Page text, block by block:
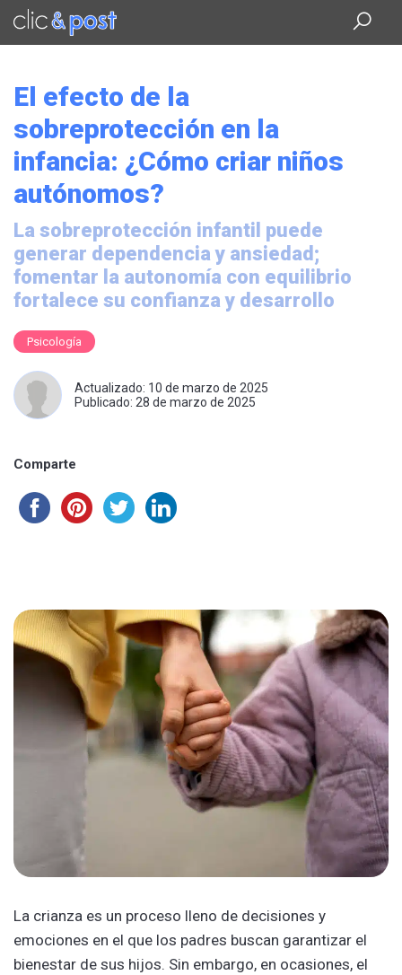
Saltar
contenido
El efecto de la
sobreprotección en la
infancia: ¿Cómo criar niños
autónomos?
La sobreprotección infantil puede
generar dependencia y ansiedad;
fomentar la autonomía con equilibrio
fortalece su confianza y desarrollo
Psicología
Actualizado: 10 de marzo de 2025
Publicado: 28 de marzo de 2025
Comparte
La crianza es un proceso lleno de decisiones y
emociones en el que los padres buscan garantizar el
bienestar de sus hijos. Sin embargo, en ocasiones, el